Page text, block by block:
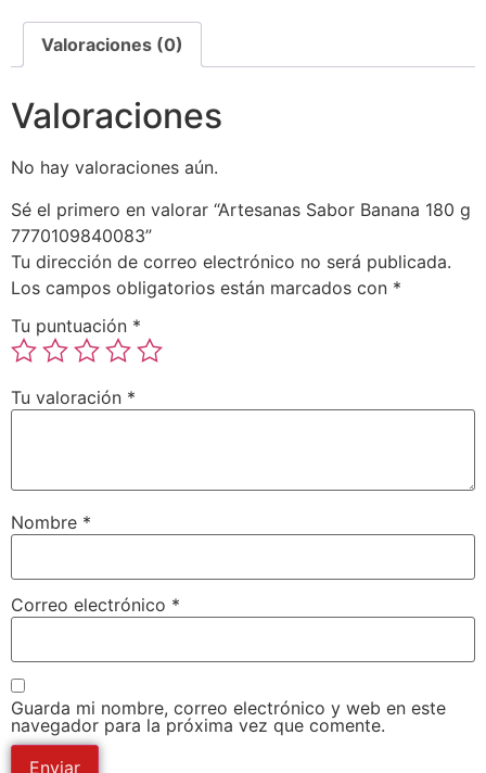
Valoraciones (0)
Valoraciones
No hay valoraciones aún.
Sé el primero en valorar “Artesanas Sabor Banana 180 g
7770109840083”
Tu dirección de correo electrónico no será publicada.
Los campos obligatorios están marcados con *
Tu puntuación *
Tu valoración *
Nombre *
Correo electrónico *
Guarda mi nombre, correo electrónico y web en este
navegador para la próxima vez que comente.